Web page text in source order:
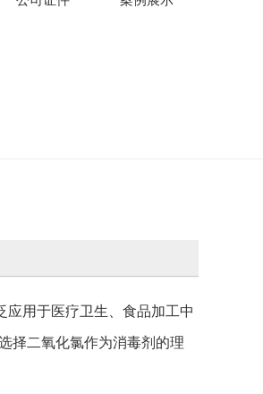
应用于医疗卫生、食品加工中
择二氧化氯作为消毒剂的理